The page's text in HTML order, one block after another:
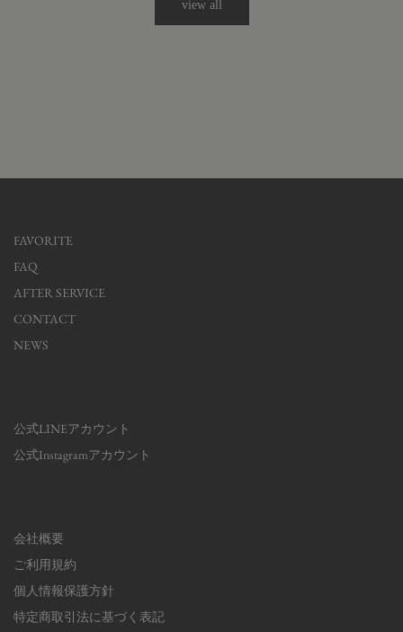
view all
FAVORITE
FAQ
AFTER SERVICE
CONTACT
NEWS
公式LINEアカウント
公式Instagramアカウント
会社概要
ご利用規約
個人情報保護方針
特定商取引法に基づく表記